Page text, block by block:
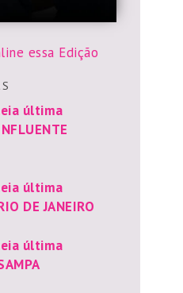
essa Edição
última
última
DE JANEIRO
última